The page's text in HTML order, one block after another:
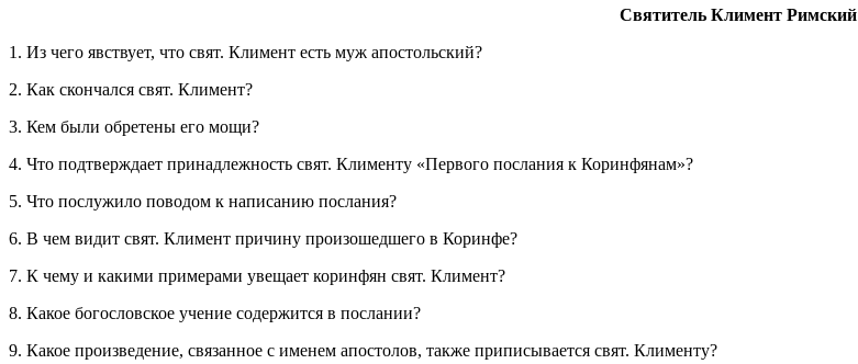
Святитель Климент Римский
1. Из чего явствует, что свят. Климент есть муж апостольский?
2. Как скончался свят. Климент?
3. Кем были обретены его мощи?
4. Что подтверждает принадлежность свят. Клименту «Первого послания к Коринфянам»?
5. Что послужило поводом к написанию послания?
6. В чем видит свят. Климент причину произошедшего в Коринфе?
7. К чему и какими примерами увещает коринфян свят. Климент?
8. Какое богословское учение содержится в послании?
9. Какое произведение, связанное с именем апостолов, также приписывается свят. Клименту?